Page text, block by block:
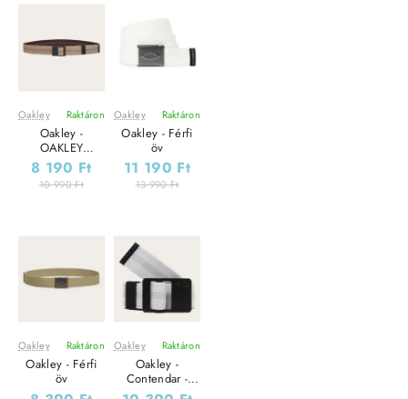
Leárazás
Oakley Raktáron
Oakley -
OAKLEY
CONTENDER
BELT - Férfi öv
8 190 Ft
10 990 Ft
Leárazás
Oakley Raktáron
Oakley - Férfi
öv
11 190 Ft
13 990 Ft
Leárazás
Oakley Raktáron
Oakley - Férfi
öv
Leárazás
Oakley Raktáron
Oakley -
Contendar -
Férfi öv